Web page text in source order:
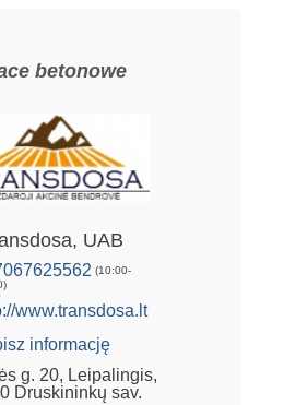
betonowe
UAB
(10:00-
www.transdosa.lt
informację
g. 20, Leipalingis,
Druskininkų sav.